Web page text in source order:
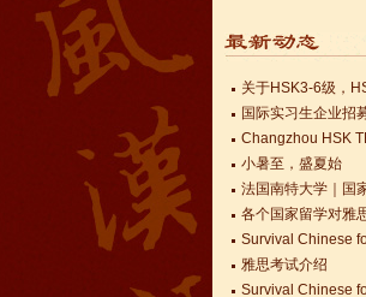
Survival Chinese
Survival Chinese
关于HSK3-6级，
国际实习生企业招
Changzhou HSK
小暑至，盛夏始
法国南特大学｜国
各个国家留学对雅
Survival Chinese
雅思考试介绍
Survival Chinese
Survival Chinese
语风汉语无锡校
我叫Zack,我是法国
心是一个学习中国
地方，我在语风汉
语知识和赵国文化...